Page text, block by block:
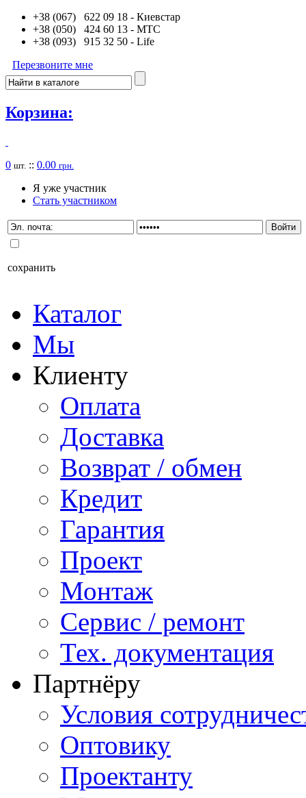
+38 (067) 622 09 18 - Киевстар
+38 (050) 424 60 13 - MTC
+38 (093) 915 32 50 - Life
Перезвоните мне
Корзина:
0 шт. :: 0.00 грн.
Я уже участник
Стать участником
сохранить
Каталог
Мы
Клиенту
Оплата
Доставка
Возврат / обмен
Кредит
Гарантия
Проект
Монтаж
Сервис / ремонт
Тех. документация
Партнёру
Условия
Оптовику
Проектанту